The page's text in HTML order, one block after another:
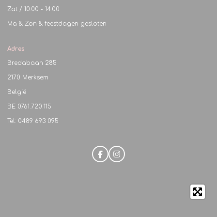
Zat / 10:00 - 14:00
Ma & Zon & feestdagen gesloten
Adres
Bredabaan 285
2170 Merksem
België
BE 0761.720.115
Tel: 0489 693 095
F
a
I
n